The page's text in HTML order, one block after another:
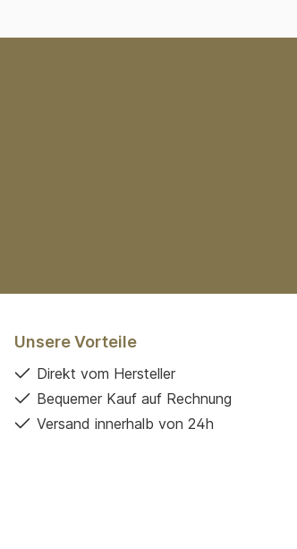
Unsere Vorteile
Direkt vom Hersteller
Bequemer Kauf auf Rechnung
Versand innerhalb von 24h